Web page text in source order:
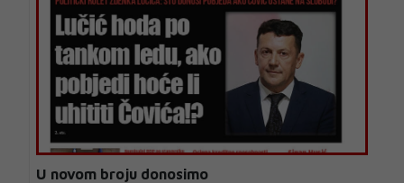
U novom broju donosimo